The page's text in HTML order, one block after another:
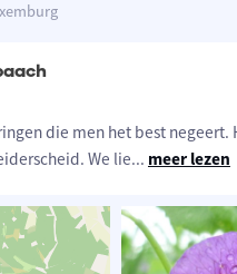
die men het best negeert.
We lie... meer lezen